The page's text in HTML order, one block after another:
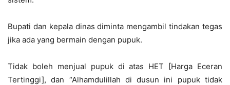
Bupati dan kepala dinas diminta mengambil tindakan tegas
jika ada yang bermain dengan pupuk.
Tidak boleh menjual pupuk di atas HET [Harga Eceran
Tertinggi], dan “Alhamdulillah di dusun ini pupuk tidak